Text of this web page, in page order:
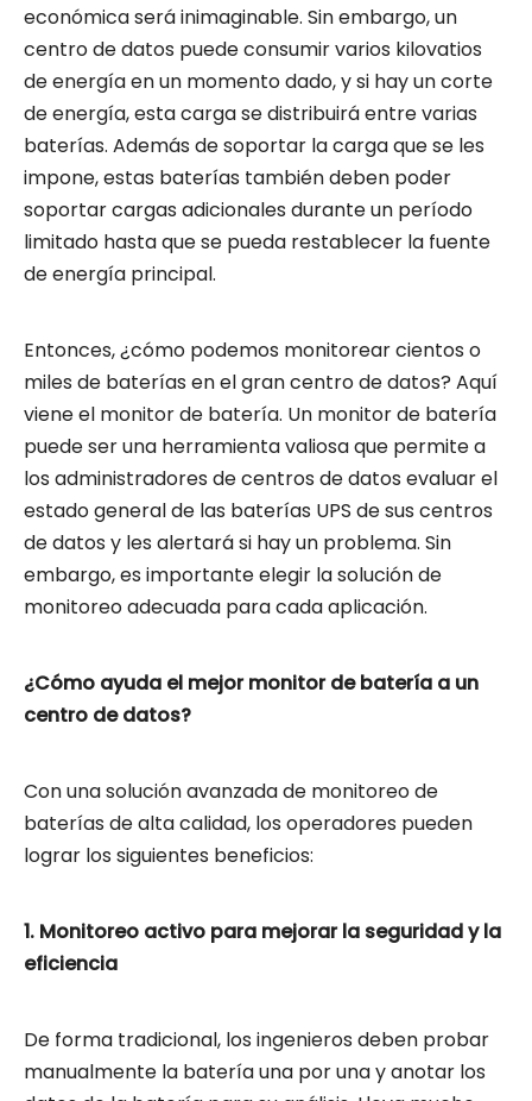
económica será inimaginable. Sin embargo, un
centro de datos puede consumir varios kilovatios
de energía en un momento dado, y si hay un corte
de energía, esta carga se distribuirá entre varias
baterías. Además de soportar la carga que se les
impone, estas baterías también deben poder
soportar cargas adicionales durante un período
limitado hasta que se pueda restablecer la fuente
de energía principal.
Entonces, ¿cómo podemos monitorear cientos o
miles de baterías en el gran centro de datos? Aquí
viene el monitor de batería. Un monitor de batería
puede ser una herramienta valiosa que permite a
los administradores de centros de datos evaluar el
estado general de las baterías UPS de sus centros
de datos y les alertará si hay un problema. Sin
embargo, es importante elegir la solución de
monitoreo adecuada para cada aplicación.
¿Cómo ayuda el mejor monitor de batería a un
centro de datos?
Con una solución avanzada de monitoreo de
baterías de alta calidad, los operadores pueden
lograr los siguientes beneficios:
1. Monitoreo activo para mejorar la seguridad y la
eficiencia
De forma tradicional, los ingenieros deben probar
manualmente la batería una por una y anotar los